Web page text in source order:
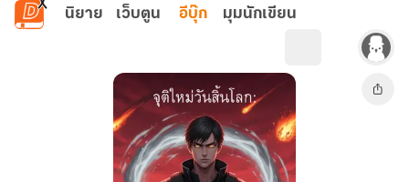
ข้ามไปยังเนื้อหาหลัก
นิยาย เว็บตูน อีบุ๊ก มุมนักเขียน